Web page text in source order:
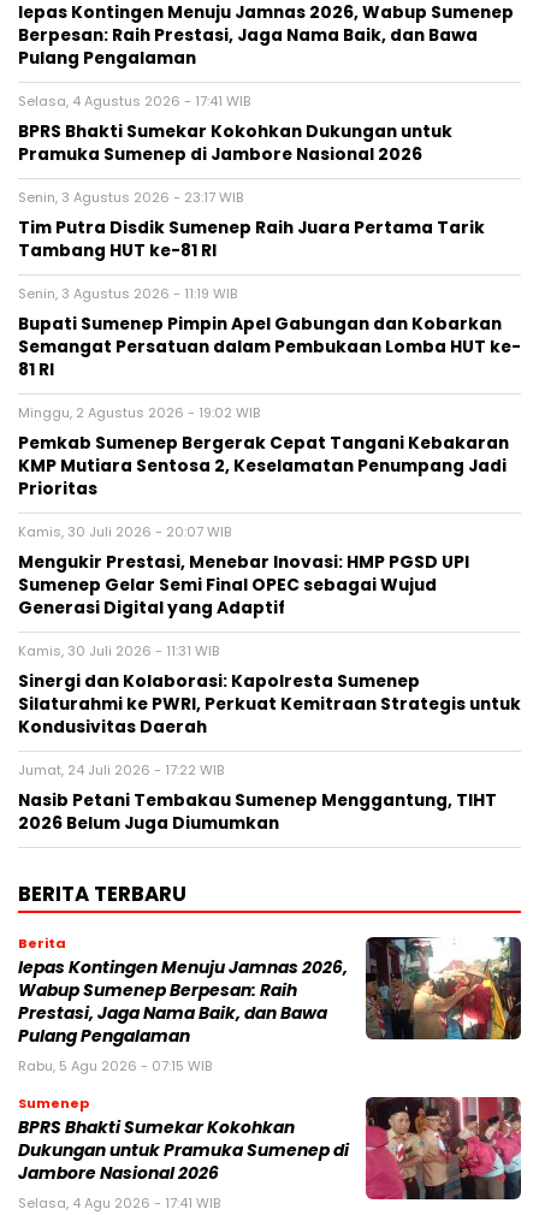
lepas Kontingen Menuju Jamnas 2026, Wabup Sumenep
Berpesan: Raih Prestasi, Jaga Nama Baik, dan Bawa
Pulang Pengalaman
Selasa, 4 Agustus 2026 - 17:41 WIB
BPRS Bhakti Sumekar Kokohkan Dukungan untuk
Pramuka Sumenep di Jambore Nasional 2026
Senin, 3 Agustus 2026 - 23:17 WIB
Tim Putra Disdik Sumenep Raih Juara Pertama Tarik
Tambang HUT ke-81 RI
Senin, 3 Agustus 2026 - 11:19 WIB
Bupati Sumenep Pimpin Apel Gabungan dan Kobarkan
Semangat Persatuan dalam Pembukaan Lomba HUT ke-
81 RI
Minggu, 2 Agustus 2026 - 19:02 WIB
Pemkab Sumenep Bergerak Cepat Tangani Kebakaran
KMP Mutiara Sentosa 2, Keselamatan Penumpang Jadi
Prioritas
Kamis, 30 Juli 2026 - 20:07 WIB
Mengukir Prestasi, Menebar Inovasi: HMP PGSD UPI
Sumenep Gelar Semi Final OPEC sebagai Wujud
Generasi Digital yang Adaptif
Kamis, 30 Juli 2026 - 11:31 WIB
Sinergi dan Kolaborasi: Kapolresta Sumenep
Silaturahmi ke PWRI, Perkuat Kemitraan Strategis untuk
Kondusivitas Daerah
Jumat, 24 Juli 2026 - 17:22 WIB
Nasib Petani Tembakau Sumenep Menggantung, TIHT
2026 Belum Juga Diumumkan
BERITA TERBARU
Berita
lepas Kontingen Menuju Jamnas 2026,
Wabup Sumenep Berpesan: Raih
Prestasi, Jaga Nama Baik, dan Bawa
Pulang Pengalaman
Rabu, 5 Agu 2026 - 07:15 WIB
Sumenep
BPRS Bhakti Sumekar Kokohkan
Dukungan untuk Pramuka Sumenep di
Jambore Nasional 2026
Selasa, 4 Agu 2026 - 17:41 WIB